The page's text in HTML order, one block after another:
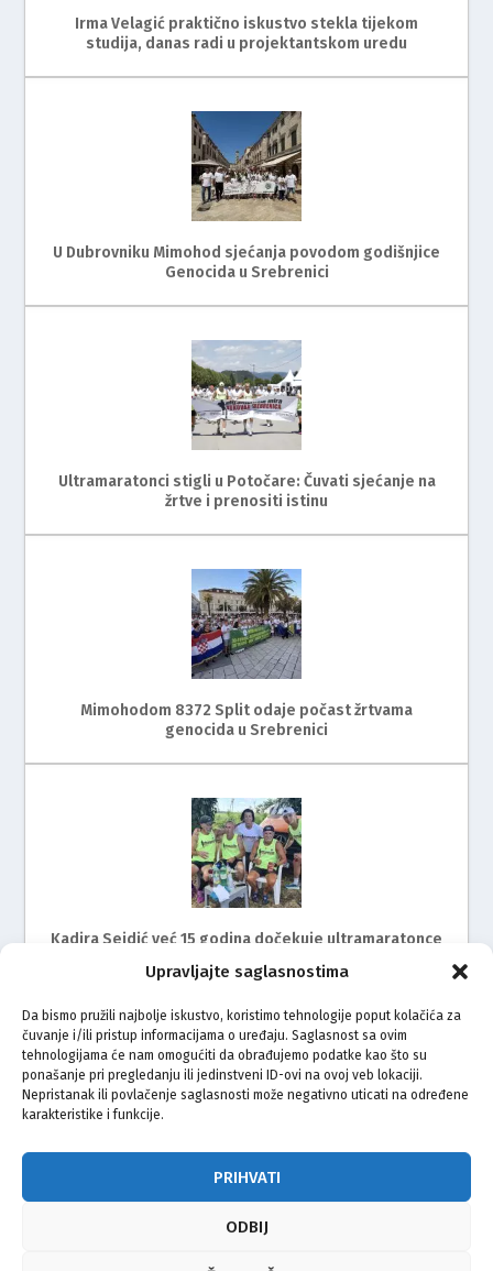
Upravljajte saglasnostima
Da bismo pružili najbolje iskustvo, koristimo tehnologije poput kolačića za
čuvanje i/ili pristup informacijama o uređaju. Saglasnost sa ovim
tehnologijama će nam omogućiti da obrađujemo podatke kao što su
ponašanje pri pregledanju ili jedinstveni ID-ovi na ovoj veb lokaciji.
Nepristanak ili povlačenje saglasnosti može negativno uticati na određene
karakteristike i funkcije.
PRIHVATI
ODBIJ
Irma Velagić praktično iskustvo stekla tijekom
studija, danas radi u projektantskom uredu
U Dubrovniku Mimohod sjećanja povodom godišnjice
Genocida u Srebrenici
Ultramaratonci stigli u Potočare: Čuvati sjećanje na
žrtve i prenositi istinu
Mimohodom 8372 Split odaje počast žrtvama
genocida u Srebrenici
Kadira Sejdić već 15 godina dočekuje ultramaratonce
Mimohod za žrtve genocida u Srebrenici i ove godine
na ulicama Rijeke